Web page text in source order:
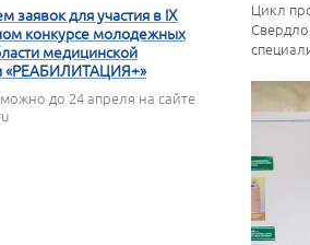
Цикл
заявок для участия в IX
конкурсе молодежных
медицинской
«РЕАБИЛИТАЦИЯ+»
до 24 апреля на сайте